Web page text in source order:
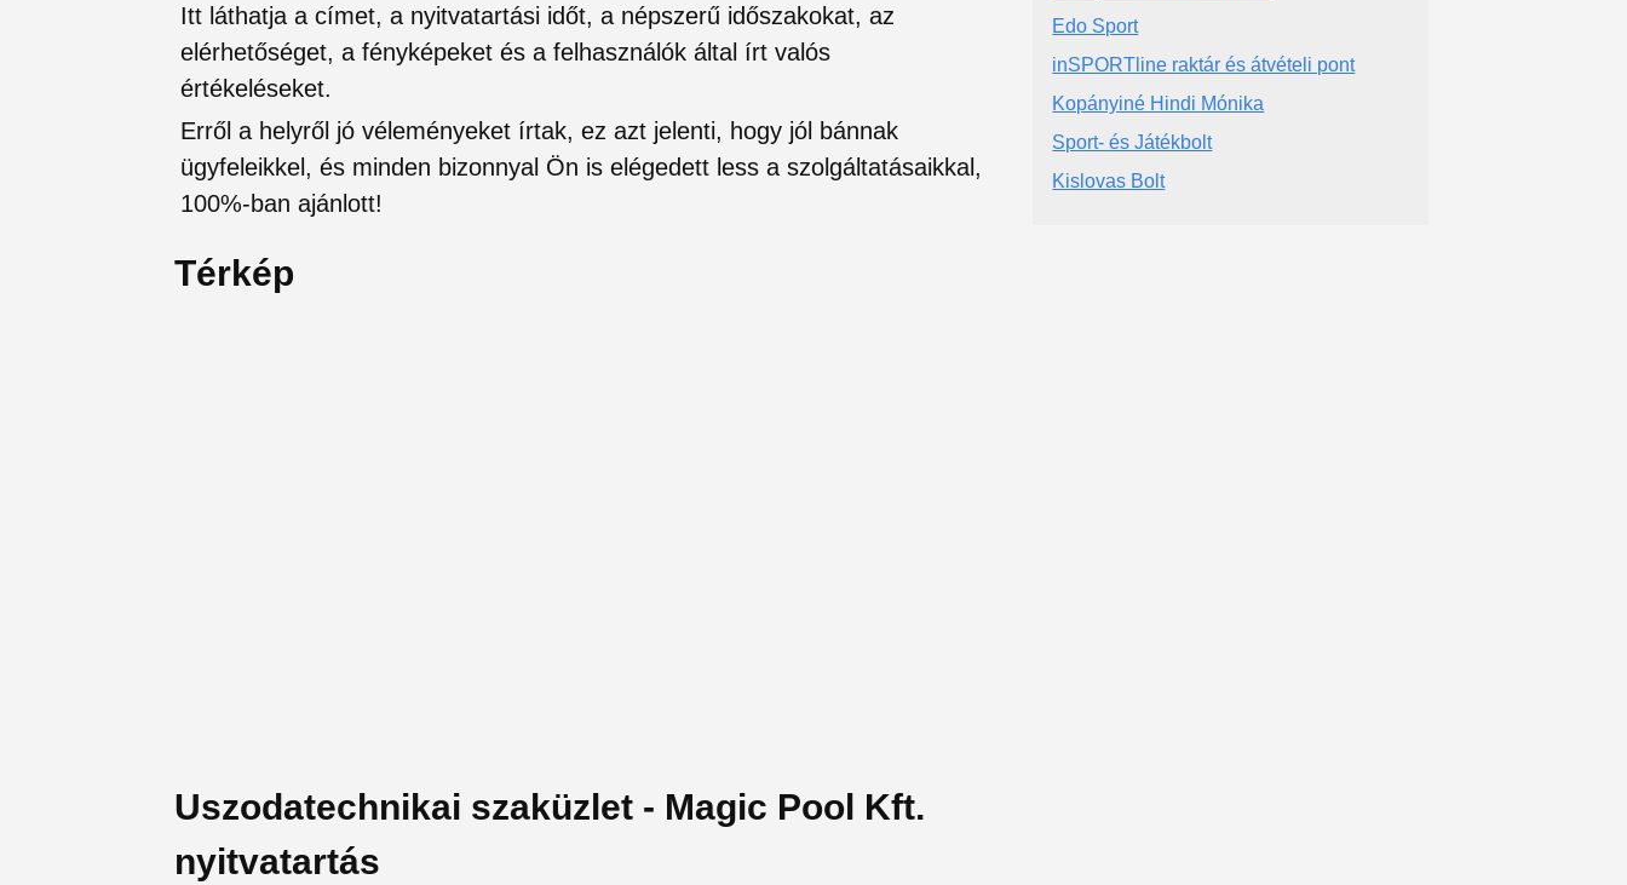
Itt láthatja a címet, a nyitvatartási időt, a népszerű időszakokat, az
elérhetőséget, a fényképeket és a felhasználók által írt valós
értékeléseket.
Erről a helyről jó véleményeket írtak, ez azt jelenti, hogy jól bánnak
ügyfeleikkel, és minden bizonnyal Ön is elégedett less a szolgáltatásaikkal,
100%-ban ajánlott!
Térkép
Uszodatechnikai szaküzlet - Magic Pool Kft.
nyitvatartás
Edo Sport
inSPORTline raktár és átvételi pont
Kopányiné Hindi Mónika
Sport- és Játékbolt
Kislovas Bolt